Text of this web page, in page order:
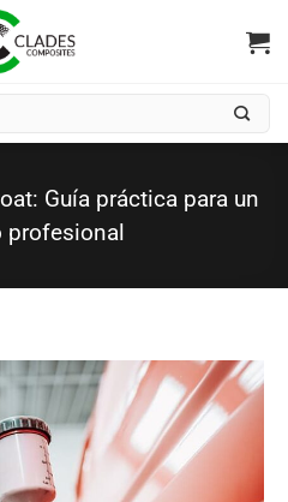
Guía práctica para un
profesional